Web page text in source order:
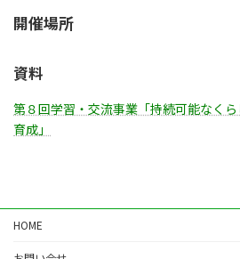
開催場所
資料
第８回学習・交流事業「持続可能なく
育成」
HOME